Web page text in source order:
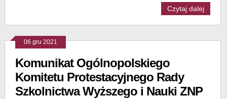
Czytaj dalej
06 gru 2021
Komunikat Ogólnopolskiego
Komitetu Protestacyjnego Rady
Szkolnictwa Wyższego i Nauki ZNP